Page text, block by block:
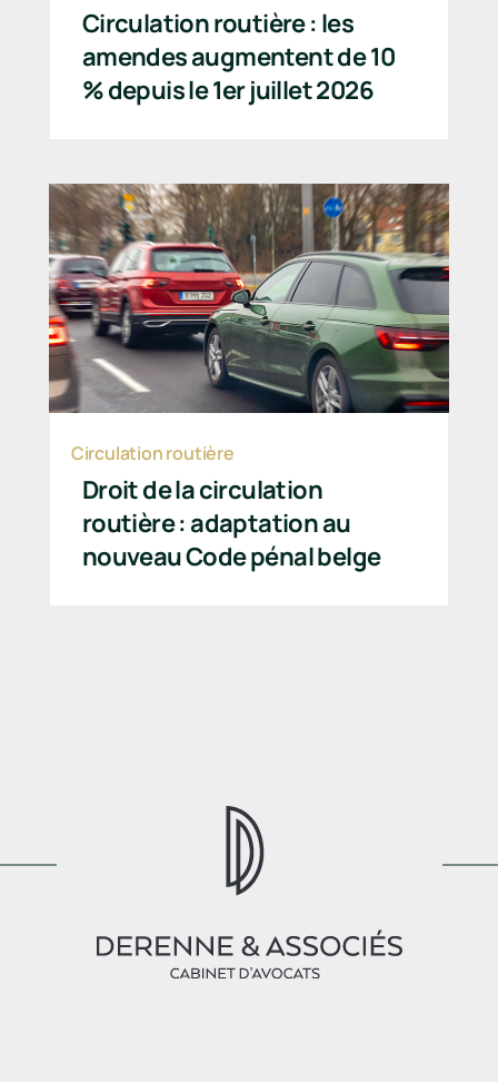
Circulation routière : les
amendes augmentent de 10
% depuis le 1er juillet 2026
Droit de la circulation
routière : adaptation au
nouveau Code pénal belge
Circulation routière